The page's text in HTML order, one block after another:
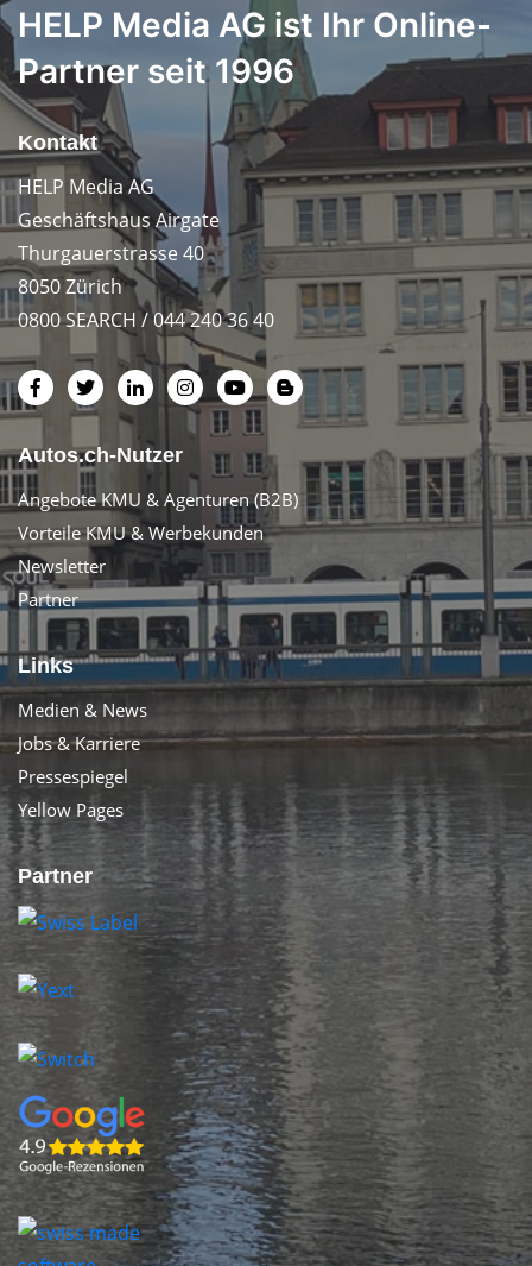
HELP Media AG ist Ihr Online-
Partner seit 1996
Kontakt
HELP Media AG
Geschäftshaus Airgate
Thurgauerstrasse 40
8050 Zürich
0800 SEARCH / 044 240 36 40
Autos.ch-Nutzer
Angebote KMU & Agenturen (B2B)
Vorteile KMU & Werbekunden
Newsletter
Partner
Links
Medien & News
Jobs & Karriere
Pressespiegel
Yellow Pages
Partner